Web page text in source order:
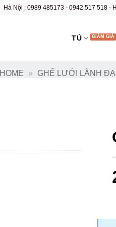
Hà Nội : 0989 485173 - 0942 517 518 -
TỦ
HOME » GHẾ LƯỚI LÃNH